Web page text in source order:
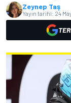
Zeynep Taş
Yayın tarihi: 24